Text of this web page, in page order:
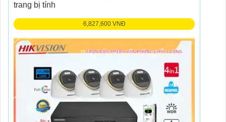
6,827,600 VNĐ
trang bị tính